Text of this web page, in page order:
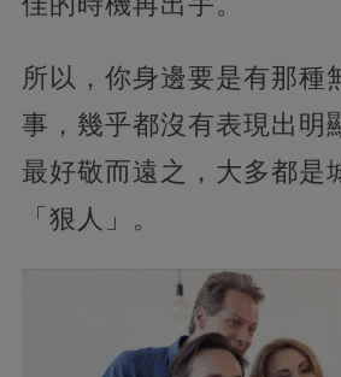
所以，你身邊要是有那種
事，幾乎都沒有表現出明
最好敬而遠之，大多都是
「狠人」。